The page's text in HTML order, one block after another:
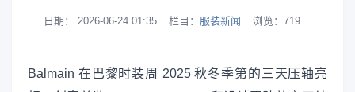
日期： 2026-06-24 01:35 栏目： 服装新闻 浏览： 719
Balmain 在巴黎时装周 2025 秋冬季第的三天压轴亮